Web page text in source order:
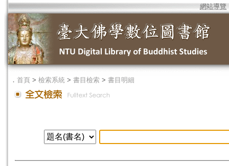
網站導覽
． 首頁 > 檢索系統 > 書目檢索 > 書目明細